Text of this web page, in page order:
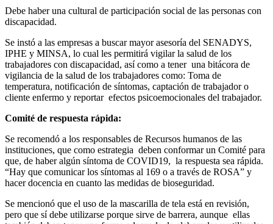
Debe haber una cultural de participación social de las personas con
discapacidad.
Se instó a las empresas a buscar mayor asesoría del SENADYS,
IPHE y MINSA, lo cual les permitirá vigilar la salud de los
trabajadores con discapacidad, así como a tener una bitácora de
vigilancia de la salud de los trabajadores como: Toma de
temperatura, notificación de síntomas, captación de trabajador o
cliente enfermo y reportar efectos psicoemocionales del trabajador.
Comité de respuesta rápida:
Se recomendó a los responsables de Recursos humanos de las
instituciones, que como estrategia deben conformar un Comité para
que, de haber algún síntoma de COVID19, la respuesta sea rápida.
“Hay que comunicar los síntomas al 169 o a través de ROSA” y
hacer docencia en cuanto las medidas de bioseguridad.
Se mencionó que el uso de la mascarilla de tela está en revisión,
pero que sí debe utilizarse porque sirve de barrera, aunque ellas